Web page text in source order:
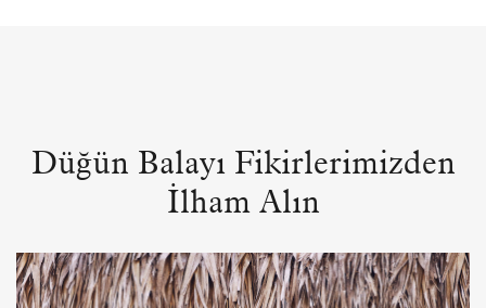
Düğün Balayı Fikirlerimizden
İlham Alın